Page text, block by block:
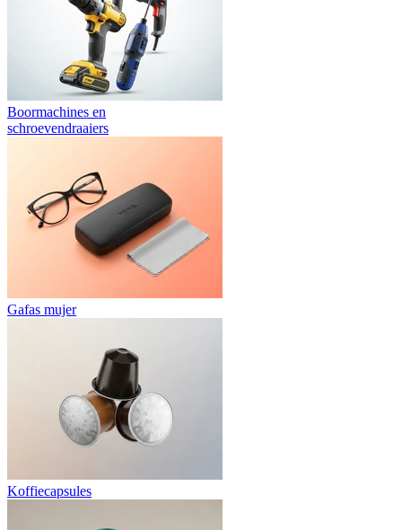
Boormachines en
schroevendraaiers
Gafas mujer
Koffiecapsules